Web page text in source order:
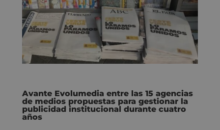
Avante Evolumedia entre las 15 agencias
de medios propuestas para gestionar la
publicidad institucional durante cuatro
años